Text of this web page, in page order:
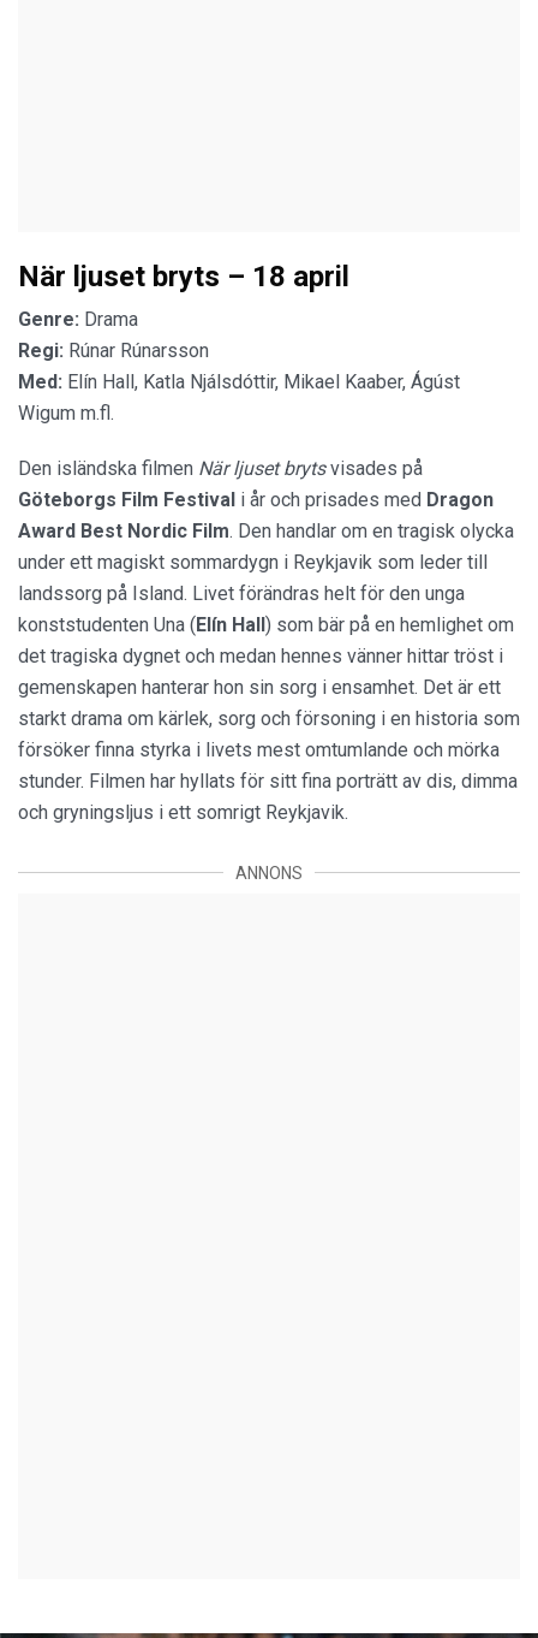
När ljuset bryts – 18 april
Genre: Drama
Regi: Rúnar Rúnarsson
Med: Elín Hall, Katla Njálsdóttir, Mikael Kaaber, Ágúst
Wigum m.fl.
Den isländska filmen När ljuset brytsvisades på
Göteborgs Film Festival i år och prisades med Dragon
Award Best Nordic Film. Den handlar om en tragisk olycka
under ett magiskt sommardygn i Reykjavik som leder till
landssorg på Island. Livet förändras helt för den unga
konststudenten Una (Elín Hall) som bär på en hemlighet om
det tragiska dygnet och medan hennes vänner hittar tröst i
gemenskapen hanterar hon sin sorg i ensamhet. Det är ett
starkt drama om kärlek, sorg och försoning i en historia som
försöker finna styrka i livets mest omtumlande och mörka
stunder. Filmen har hyllats för sitt fina porträtt av dis, dimma
och gryningsljus i ett somrigt Reykjavik.
ANNONS